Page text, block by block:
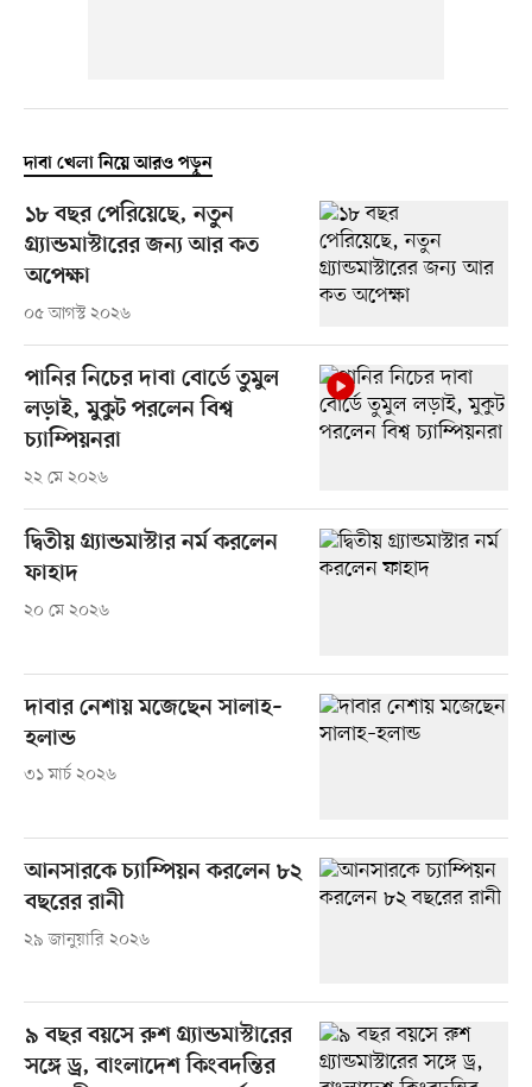
দাবা খেলা নিয়ে আরও পড়ুন
১৮ বছর পেরিয়েছে, নতুন
গ্র্যান্ডমাস্টারের জন্য আর কত
অপেক্ষা
০৫ আগস্ট ২০২৬
পানির নিচের দাবা বোর্ডে তুমুল
লড়াই, মুকুট পরলেন বিশ্ব
চ্যাম্পিয়নরা
২২ মে ২০২৬
দ্বিতীয় গ্র্যান্ডমাস্টার নর্ম করলেন
ফাহাদ
২০ মে ২০২৬
দাবার নেশায় মজেছেন সালাহ–
হলান্ড
৩১ মার্চ ২০২৬
আনসারকে চ্যাম্পিয়ন করলেন ৮২
বছরের রানী
২৯ জানুয়ারি ২০২৬
৯ বছর বয়সে রুশ গ্র্যান্ডমাস্টারের
সঙ্গে ড্র, বাংলাদেশ কিংবদন্তির